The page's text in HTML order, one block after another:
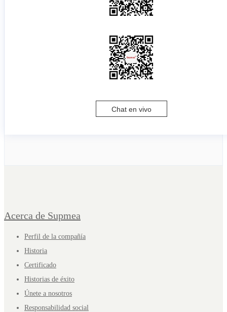
Chat en vivo
Acerca de Supmea
Perfil de la compañía
Historia
Certificado
Historias de éxito
Únete a nosotros
Responsabilidad social